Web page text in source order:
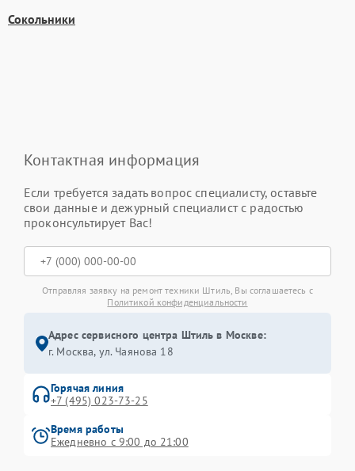
Сокольники
Контактная информация
Если требуется задать вопрос специалисту, оставьте
свои данные и дежурный специалист с радостью
проконсультирует Вас!
Отправляя заявку на ремонт техники Штиль, Вы соглашаетесь с
Политикой конфиденциальности
Адрес сервисного центра Штиль в Москве:
г. Москва, ул. Чаянова 18
Горячая линия
+7 (495) 023-73-25
Время работы
Ежедневно с 9:00 до 21:00